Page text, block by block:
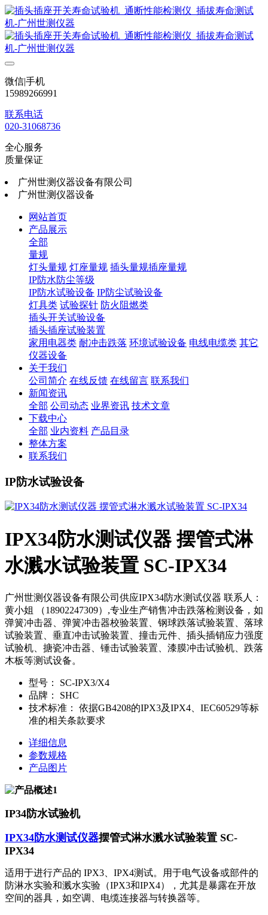
微信|手机
15989266991
联系电话
020-31068736
全心服务
质量保证
广州世测仪器设备有限公司
广州世测仪器设备
网站首页
产品展示
全部
量规
灯头量规 灯座量规 插头量规插座量规
IP防水防尘等级
IP防水试验设备 IP防尘试验设备
灯具类 试验探针 防火阻燃类
插头开关试验设备
插头插座试验装置
家用电器类 耐冲击跌落 环境试验设备 电线电缆类 其它
仪器设备
关于我们
公司简介 在线反馈 在线留言 联系我们
新闻资讯
全部 公司动态 业界资讯 技术文章
下载中心
全部 业内资料 产品目录
整体方案
联系我们
IP防水试验设备
IPX34防水测试仪器 摆管式淋
水溅水试验装置 SC-IPX34
广州世测仪器设备有限公司供应IPX34防水测试仪器 联系人：
黄小姐 （18902247309）,专业生产销售冲击跌落检测设备，如
弹簧冲击器、弹簧冲击器校验装置、钢球跌落试验装置、落球
试验装置、垂直冲击试验装置、撞击元件、插头插销应力强度
试验机、搪瓷冲击器、锤击试验装置、漆膜冲击试验机、跌落
木板等测试设备。
型号：
SC-IPX3/X4
品牌：
SHC
技术标准：
依据GB4208的IPX3及IPX4、IEC60529等标
准的相关条款要求
详细信息
参数规格
产品图片
IP34防水试验机
IPX34防水测试仪器摆管式淋水溅水试验装置 SC-
IPX34
适用于进行产品的 IPX3、IPX4测试。用于电气设备或部件的
防淋水实验和溅水实验（IPX3和IPX4），尤其是暴露在开放
空间的器具，如空调、电缆连接器与转换器等。